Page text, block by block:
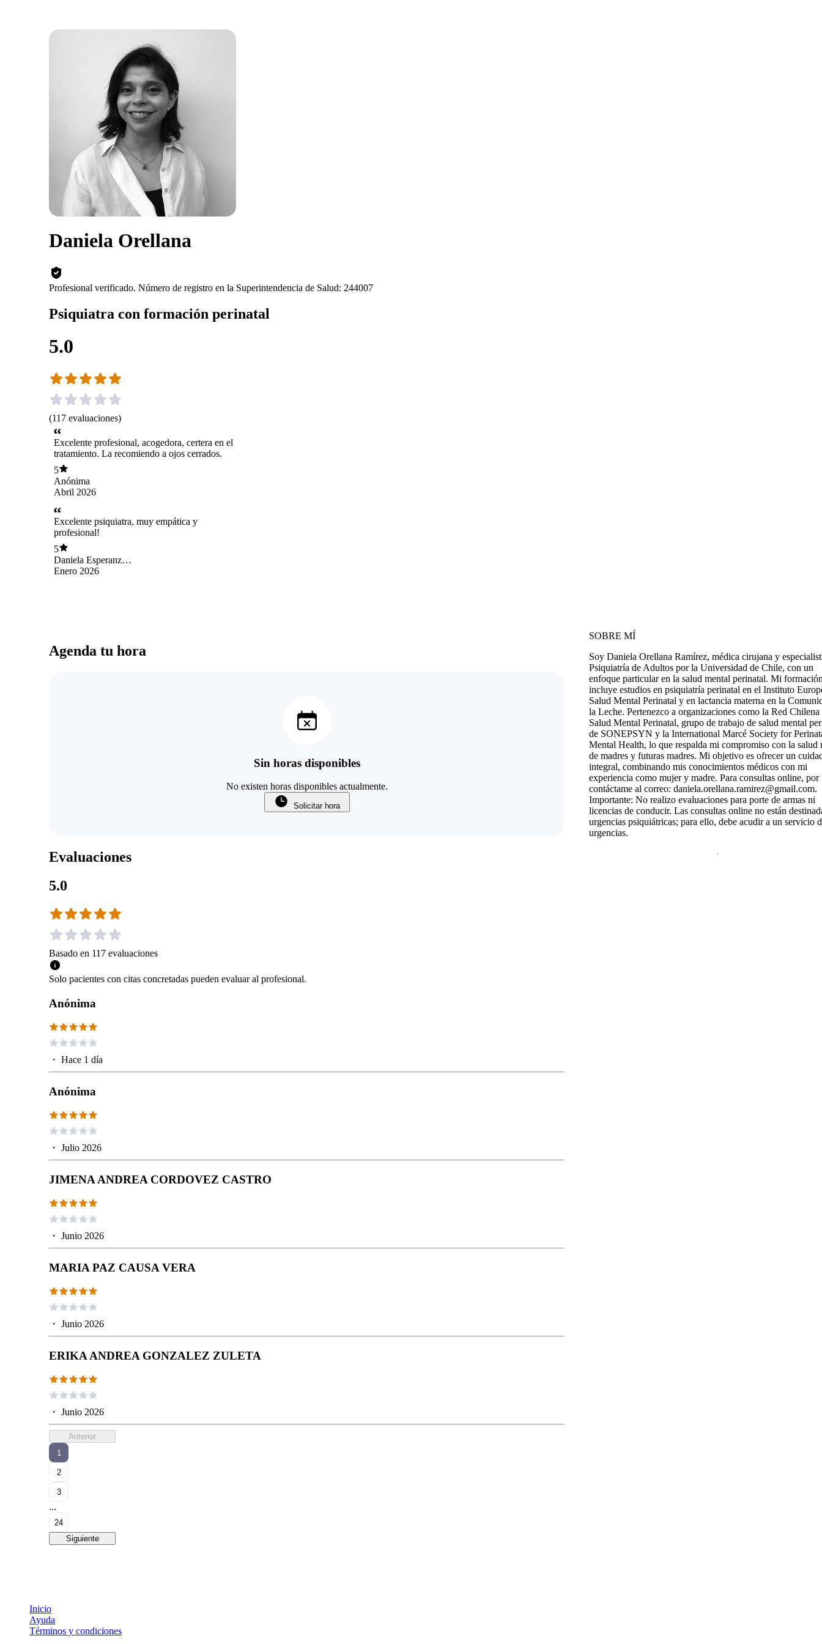
Daniela Orellana
Profesional verificado. Número de registro en la Superintendencia de Salud: 244007
Psiquiatra con formación perinatal
5.0
(117 evaluaciones)
Excelente profesional, acogedora, certera en el
tratamiento. La recomiendo a ojos cerrados.
5
Anónima
Abril 2026
Excelente psiquiatra, muy empática y
profesional!
5
Daniela Esperanza
Benavides Aguila
Enero 2026
Agenda tu hora
Sin horas disponibles
No existen horas disponibles actualmente.
Solicitar hora
Evaluaciones
5.0
Basado en 117 evaluaciones
Solo pacientes con citas concretadas pueden evaluar al profesional.
Anónima
・ Hace 1 día
Anónima
・ Julio 2026
JIMENA ANDREA CORDOVEZ CASTRO
・ Junio 2026
MARIA PAZ CAUSA VERA
・ Junio 2026
ERIKA ANDREA GONZALEZ ZULETA
・ Junio 2026
Anterior
1
2
3
...
24
Siguiente
SOBRE MÍ
Soy Daniela Orellana Ramírez, médica cirujana y
Psiquiatría de Adultos por la Universidad de Chile, con un
enfoque particular en la salud mental perinatal. Mi
incluye estudios en psiquiatría perinatal en el Instituto
Salud Mental Perinatal y en lactancia materna en la
la Leche. Pertenezco a organizaciones como la Red Chilena
Salud Mental Perinatal, grupo de trabajo de salud mental
de SONEPSYN y la International Marcé Society for
Mental Health, lo que respalda mi compromiso con la salud
de madres y futuras madres. Mi objetivo es ofrecer un
integral, combinando mis conocimientos médicos con mi
experiencia como mujer y madre. Para consultas online, por
contáctame al correo: daniela.orellana.ramirez@gmail.com.
Importante: No realizo evaluaciones para porte de armas ni
licencias de conducir. Las consultas online no están
urgencias psiquiátricas; para ello, debe acudir a un servicio
urgencias.
Inicio
Ayuda
Términos y condiciones